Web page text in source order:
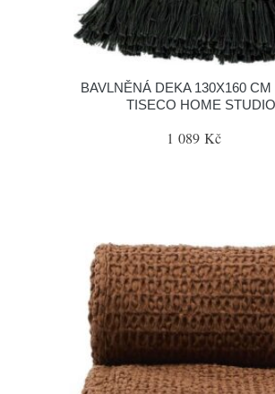
BAVLNĚNÁ DEKA 130X160
TISECO HOME STUDIO
1 089 Kč